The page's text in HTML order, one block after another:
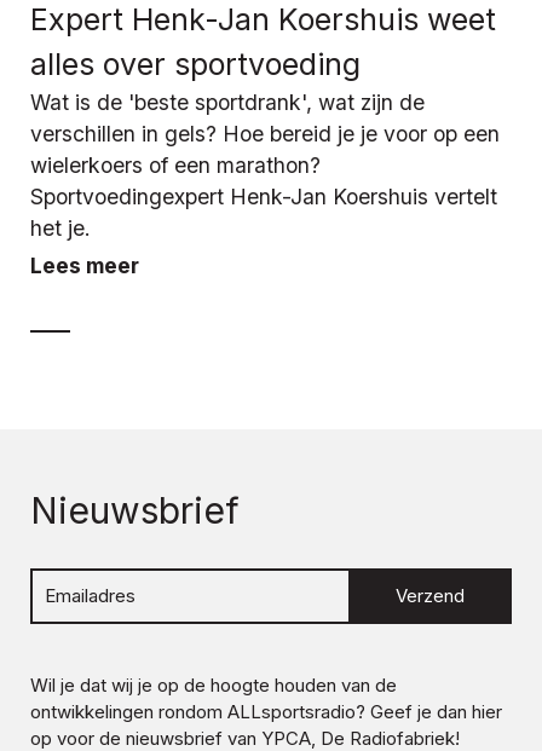
Expert Henk-Jan Koershuis weet
alles over sportvoeding
Wat is de 'beste sportdrank', wat zijn de
verschillen in gels? Hoe bereid je je voor op een
wielerkoers of een marathon?
Sportvoedingexpert Henk-Jan Koershuis vertelt
het je.
Lees meer
Nieuwsbrief
Verzend
Wil je dat wij je op de hoogte houden van de
ontwikkelingen rondom ALLsportsradio? Geef je dan hier
op voor de nieuwsbrief van YPCA, De Radiofabriek!